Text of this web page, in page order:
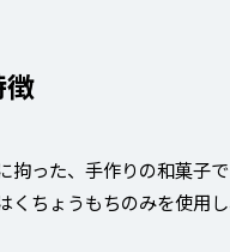
拘った、手作りの和菓子で
くちょうもちのみを使用